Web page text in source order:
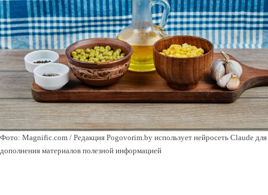
Фото: Magnific.com / Редакция Pogovorim.by использует нейросеть Claude для
дополнения материалов полезной информацией